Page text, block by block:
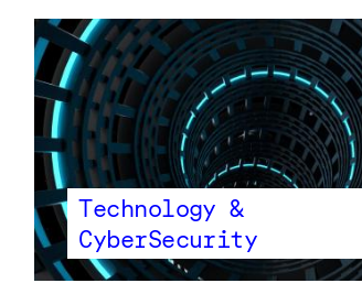
Technology &
CyberSecurity